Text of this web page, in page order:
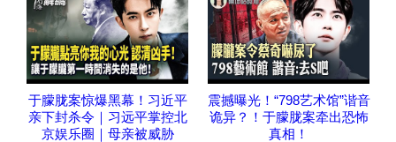
于朦胧案惊爆黑幕！习近平
亲下封杀令｜习远平掌控北
京娱乐圈｜母亲被威胁
震撼曝光！“798艺术馆”谐音
诡异？！于朦胧案牵出恐怖
真相！